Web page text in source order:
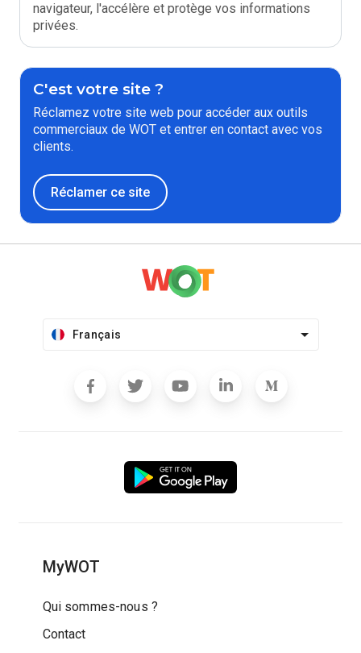
navigateur, l'accélère et protège vos informations
privées.
C'est votre site ?
Réclamez votre site web pour accéder aux outils
commerciaux de WOT et entrer en contact avec vos
clients.
Réclamer ce site
Français
MyWOT
Qui sommes-nous ?
Contact